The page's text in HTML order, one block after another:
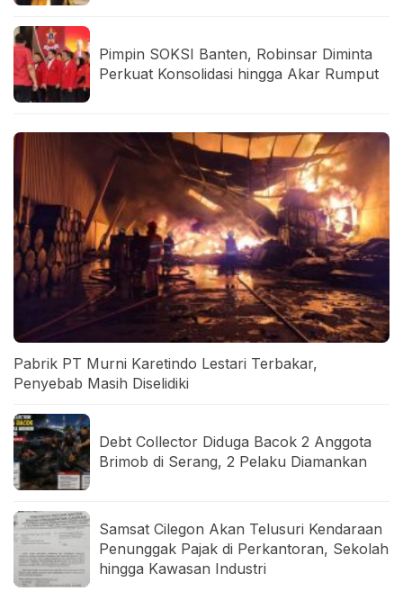
Pimpin SOKSI Banten, Robinsar Diminta
Perkuat Konsolidasi hingga Akar Rumput
Pabrik PT Murni Karetindo Lestari Terbakar,
Penyebab Masih Diselidiki
Debt Collector Diduga Bacok 2 Anggota
Brimob di Serang, 2 Pelaku Diamankan
Samsat Cilegon Akan Telusuri Kendaraan
Penunggak Pajak di Perkantoran, Sekolah
hingga Kawasan Industri